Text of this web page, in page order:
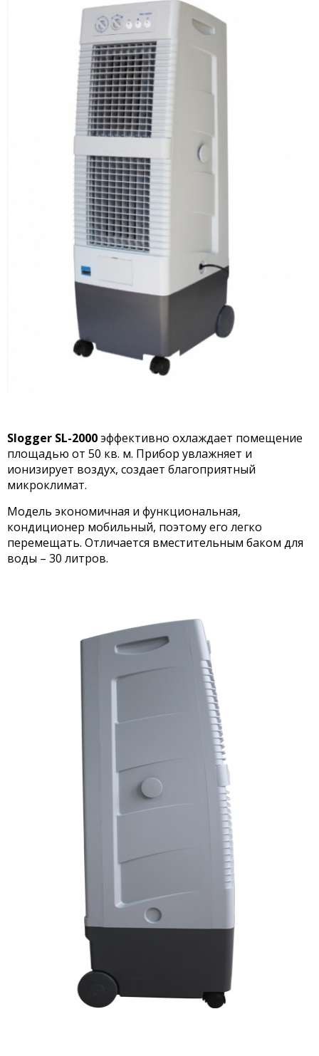
Slogger SL-2000эффективно охлаждает помещение
площадью от 50 кв. м. Прибор увлажняет и
ионизирует воздух, создает благоприятный
микроклимат.
Модель экономичная и функциональная,
кондиционер мобильный, поэтому его легко
перемещать. Отличается вместительным баком для
воды – 30 литров.